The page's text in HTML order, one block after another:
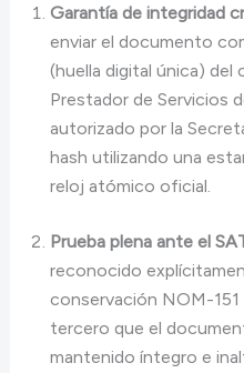
Garantía de integridad
enviar el documento
(huella digital única)
Prestador de Servicios
autorizado por la
hash utilizando una
reloj atómico oficial.
Prueba plena ante el
reconocido
conservación NOM-
tercero que el
mantenido íntegro e